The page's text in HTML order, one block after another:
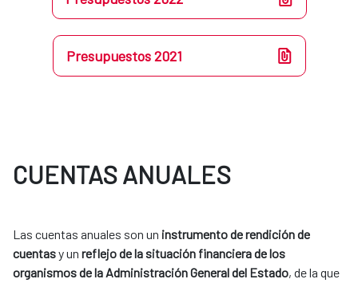
Presupuestos 2021
CUENTAS ANUALES
Las cuentas anuales son un instrumento de rendición de
cuentasy un reflejo de la situación financiera de los
organismos de la Administración General del Estado, de la que